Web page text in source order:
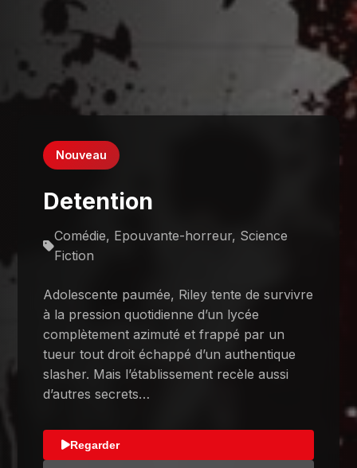
Nouveau
Detention
Comédie, Epouvante-horreur, Science
Fiction
Adolescente paumée, Riley tente de survivre
à la pression quotidienne d’un lycée
complètement azimuté et frappé par un
tueur tout droit échappé d’un authentique
slasher. Mais l’établissement recèle aussi
d’autres secrets…
Regarder